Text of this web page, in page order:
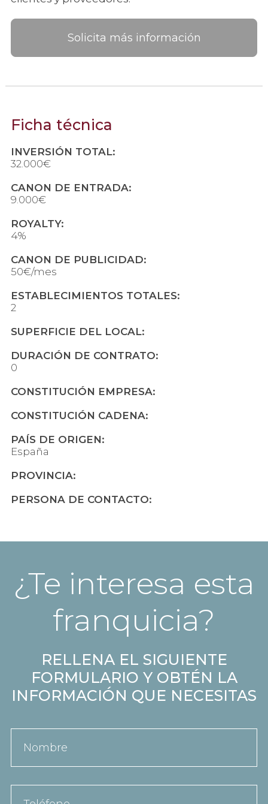
Solicita más información
Ficha técnica
INVERSIÓN TOTAL:
32.000€
CANON DE ENTRADA:
9.000€
ROYALTY:
4%
CANON DE PUBLICIDAD:
50€/mes
ESTABLECIMIENTOS TOTALES:
2
SUPERFICIE DEL LOCAL:
DURACIÓN DE CONTRATO:
0
CONSTITUCIÓN EMPRESA:
CONSTITUCIÓN CADENA:
PAÍS DE ORIGEN:
España
PROVINCIA:
PERSONA DE CONTACTO:
¿Te interesa esta
franquicia?
RELLENA EL SIGUIENTE
FORMULARIO Y OBTÉN LA
INFORMACIÓN QUE NECESITAS